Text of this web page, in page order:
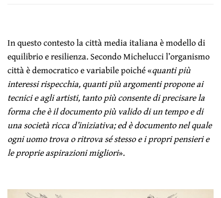
In questo contesto la città media italiana è modello di
equilibrio e resilienza. Secondo Michelucci l’organismo
città è democratico e variabile poiché «quanti più
interessi rispecchia, quanti più argomenti propone ai
tecnici e agli artisti, tanto più consente di precisare la
forma che è il documento più valido di un tempo e di
una società ricca d’iniziativa; ed è documento nel quale
ogni uomo trova o ritrova sé stesso e i propri pensieri e
le proprie aspirazioni migliori».